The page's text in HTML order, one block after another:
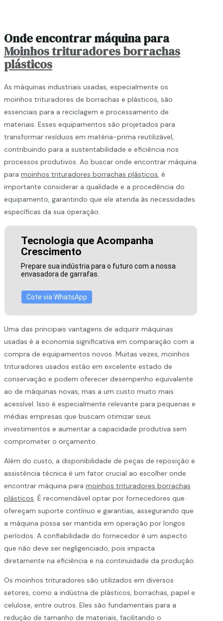
Onde encontrar máquina para
Moinhos trituradores borrachas
plásticos
As máquinas industriais usadas, especialmente os
moinhos trituradores de borrachas e plásticos, são
essenciais para a reciclagem e processamento de
materiais. Esses equipamentos são projetados para
transformar resíduos em matéria-prima reutilizável,
contribuindo para a sustentabilidade e eficiência nos
processos produtivos. Ao buscar onde encontrar máquina
para moinhos trituradores borrachas plásticos, é
importante considerar a qualidade e a procedência do
equipamento, garantindo que ele atenda às necessidades
específicas da sua operação.
Tecnologia que Acompanha
Crescimento
Prepare sua indústria para o futuro com a nossa
envasadora de garrafas.
Cote via WhatsApp
Uma das principais vantagens de adquirir máquinas
usadas é a economia significativa em comparação com a
compra de equipamentos novos. Muitas vezes, moinhos
trituradores usados estão em excelente estado de
conservação e podem oferecer desempenho equivalente
ao de máquinas novas, mas a um custo muito mais
acessível. Isso é especialmente relevante para pequenas e
médias empresas que buscam otimizar seus
investimentos e aumentar a capacidade produtiva sem
comprometer o orçamento.
Além do custo, a disponibilidade de peças de reposição e
assistência técnica é um fator crucial ao escolher onde
encontrar máquina para moinhos trituradores borrachas
plásticos . É recomendável optar por fornecedores que
ofereçam suporte contínuo e garantias, assegurando que
a máquina possa ser mantida em operação por longos
períodos. A confiabilidade do fornecedor é um aspecto
que não deve ser negligenciado, pois impacta
diretamente na eficiência e na continuidade da produção.
Os moinhos trituradores são utilizados em diversos
setores, como a indústria de plásticos, borrachas, papel e
celulose, entre outros. Eles são fundamentais para a
redução de tamanho de materiais, facilitando o